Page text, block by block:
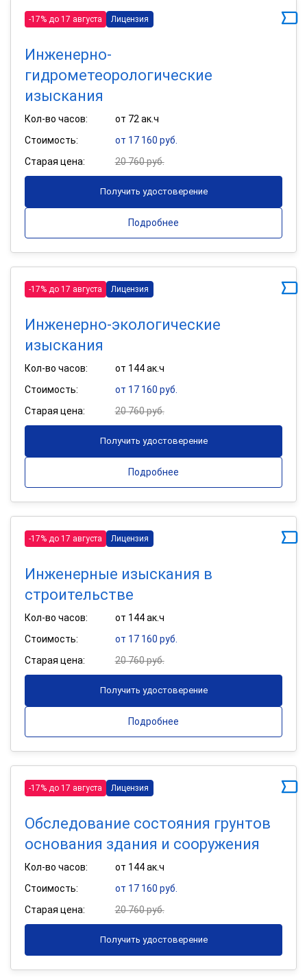
-17% до 17 августа Лицензия
Инженерно-
гидрометеорологические
изыскания
Кол-во часов:
от 72 ак.ч
Стоимость:
от 17 160 руб.
Старая цена:
20 760 руб.
Получить удостоверение
Подробнее
-17% до 17 августа Лицензия
Инженерно-экологические
изыскания
Кол-во часов:
от 144 ак.ч
Стоимость:
от 17 160 руб.
Старая цена:
20 760 руб.
Получить удостоверение
Подробнее
-17% до 17 августа Лицензия
Инженерные изыскания в
строительстве
Кол-во часов:
от 144 ак.ч
Стоимость:
от 17 160 руб.
Старая цена:
20 760 руб.
Получить удостоверение
Подробнее
-17% до 17 августа Лицензия
Обследование состояния грунтов
основания здания и сооружения
Кол-во часов:
от 144 ак.ч
Стоимость:
от 17 160 руб.
Старая цена:
20 760 руб.
Получить удостоверение